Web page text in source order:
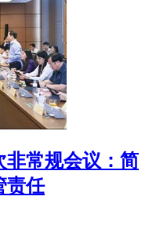
非常规会议：简
责任